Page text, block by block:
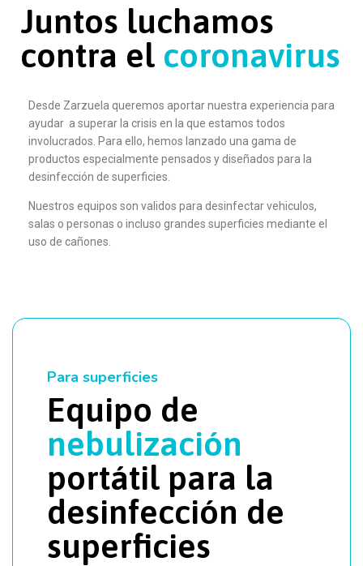
Juntos luchamos
contra el coronavirus
Desde Zarzuela queremos aportar nuestra experiencia para
ayudar a superar la crisis en la que estamos todos
involucrados. Para ello, hemos lanzado una gama de
productos especialmente pensados y diseñados para la
desinfección de superficies.
Nuestros equipos son validos para desinfectar vehiculos,
salas o personas o incluso grandes superficies mediante el
uso de cañones.
Para superficies
Equipo de
nebulización
portátil para la
desinfección de
superficies